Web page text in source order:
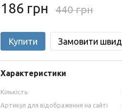
186 грн 440 грн
Купити Замовити
Характеристики
Кількість
Артикул для відображення на сайті